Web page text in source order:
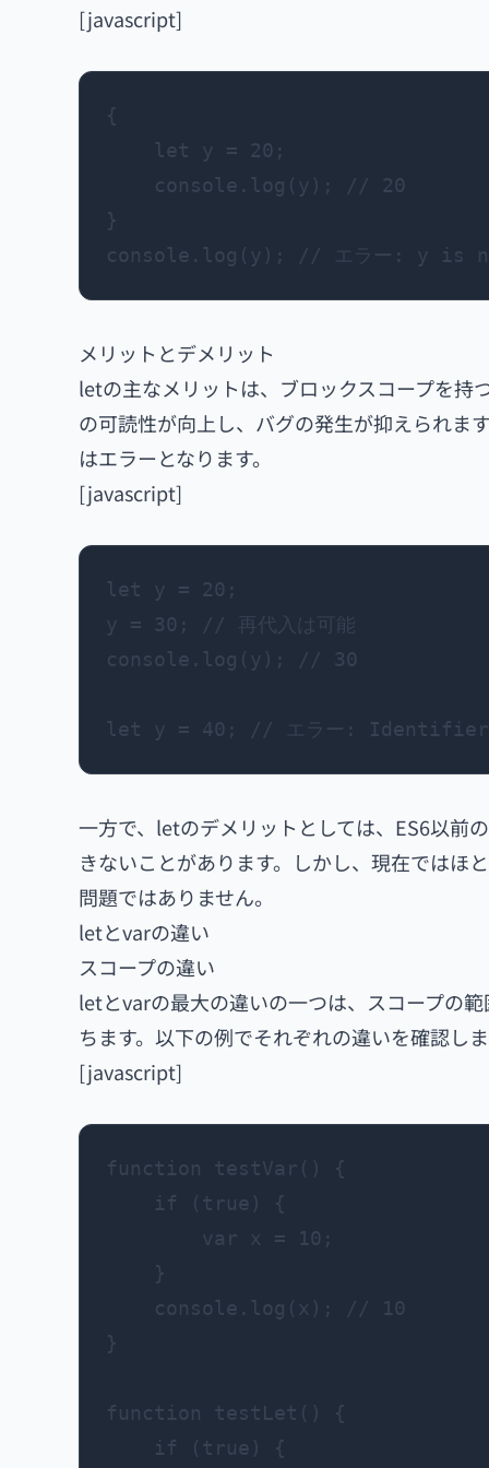
[javascript]
{
    let y = 20;
    console.log(y); // 20
}
メリットとデメリット
letの主なメリットは、ブロックスコープを持
の可読性が向上し、バグの発生が抑えられま
はエラーとなります。
[javascript]
let y = 20;
y = 30; // 再代入は可能
console.log(y); // 30
一方で、letのデメリットとしては、ES6以前
きないことがあります。しかし、現在ではほ
問題ではありません。
letとvarの違い
スコープの違い
letとvarの最大の違いの一つは、スコープの
ちます。以下の例でそれぞれの違いを確認し
[javascript]
function testVar() {
    if (true) {
        var x = 10;
    }
    console.log(x); // 10
}
function testLet() {
    if (true) {